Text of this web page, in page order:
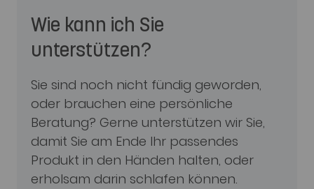
Wie kann ich Sie
unterstützen?
Sie sind noch nicht fündig geworden,
oder brauchen eine persönliche
Beratung? Gerne unterstützen wir Sie,
damit Sie am Ende Ihr passendes
Produkt in den Händen halten, oder
erholsam darin schlafen können.